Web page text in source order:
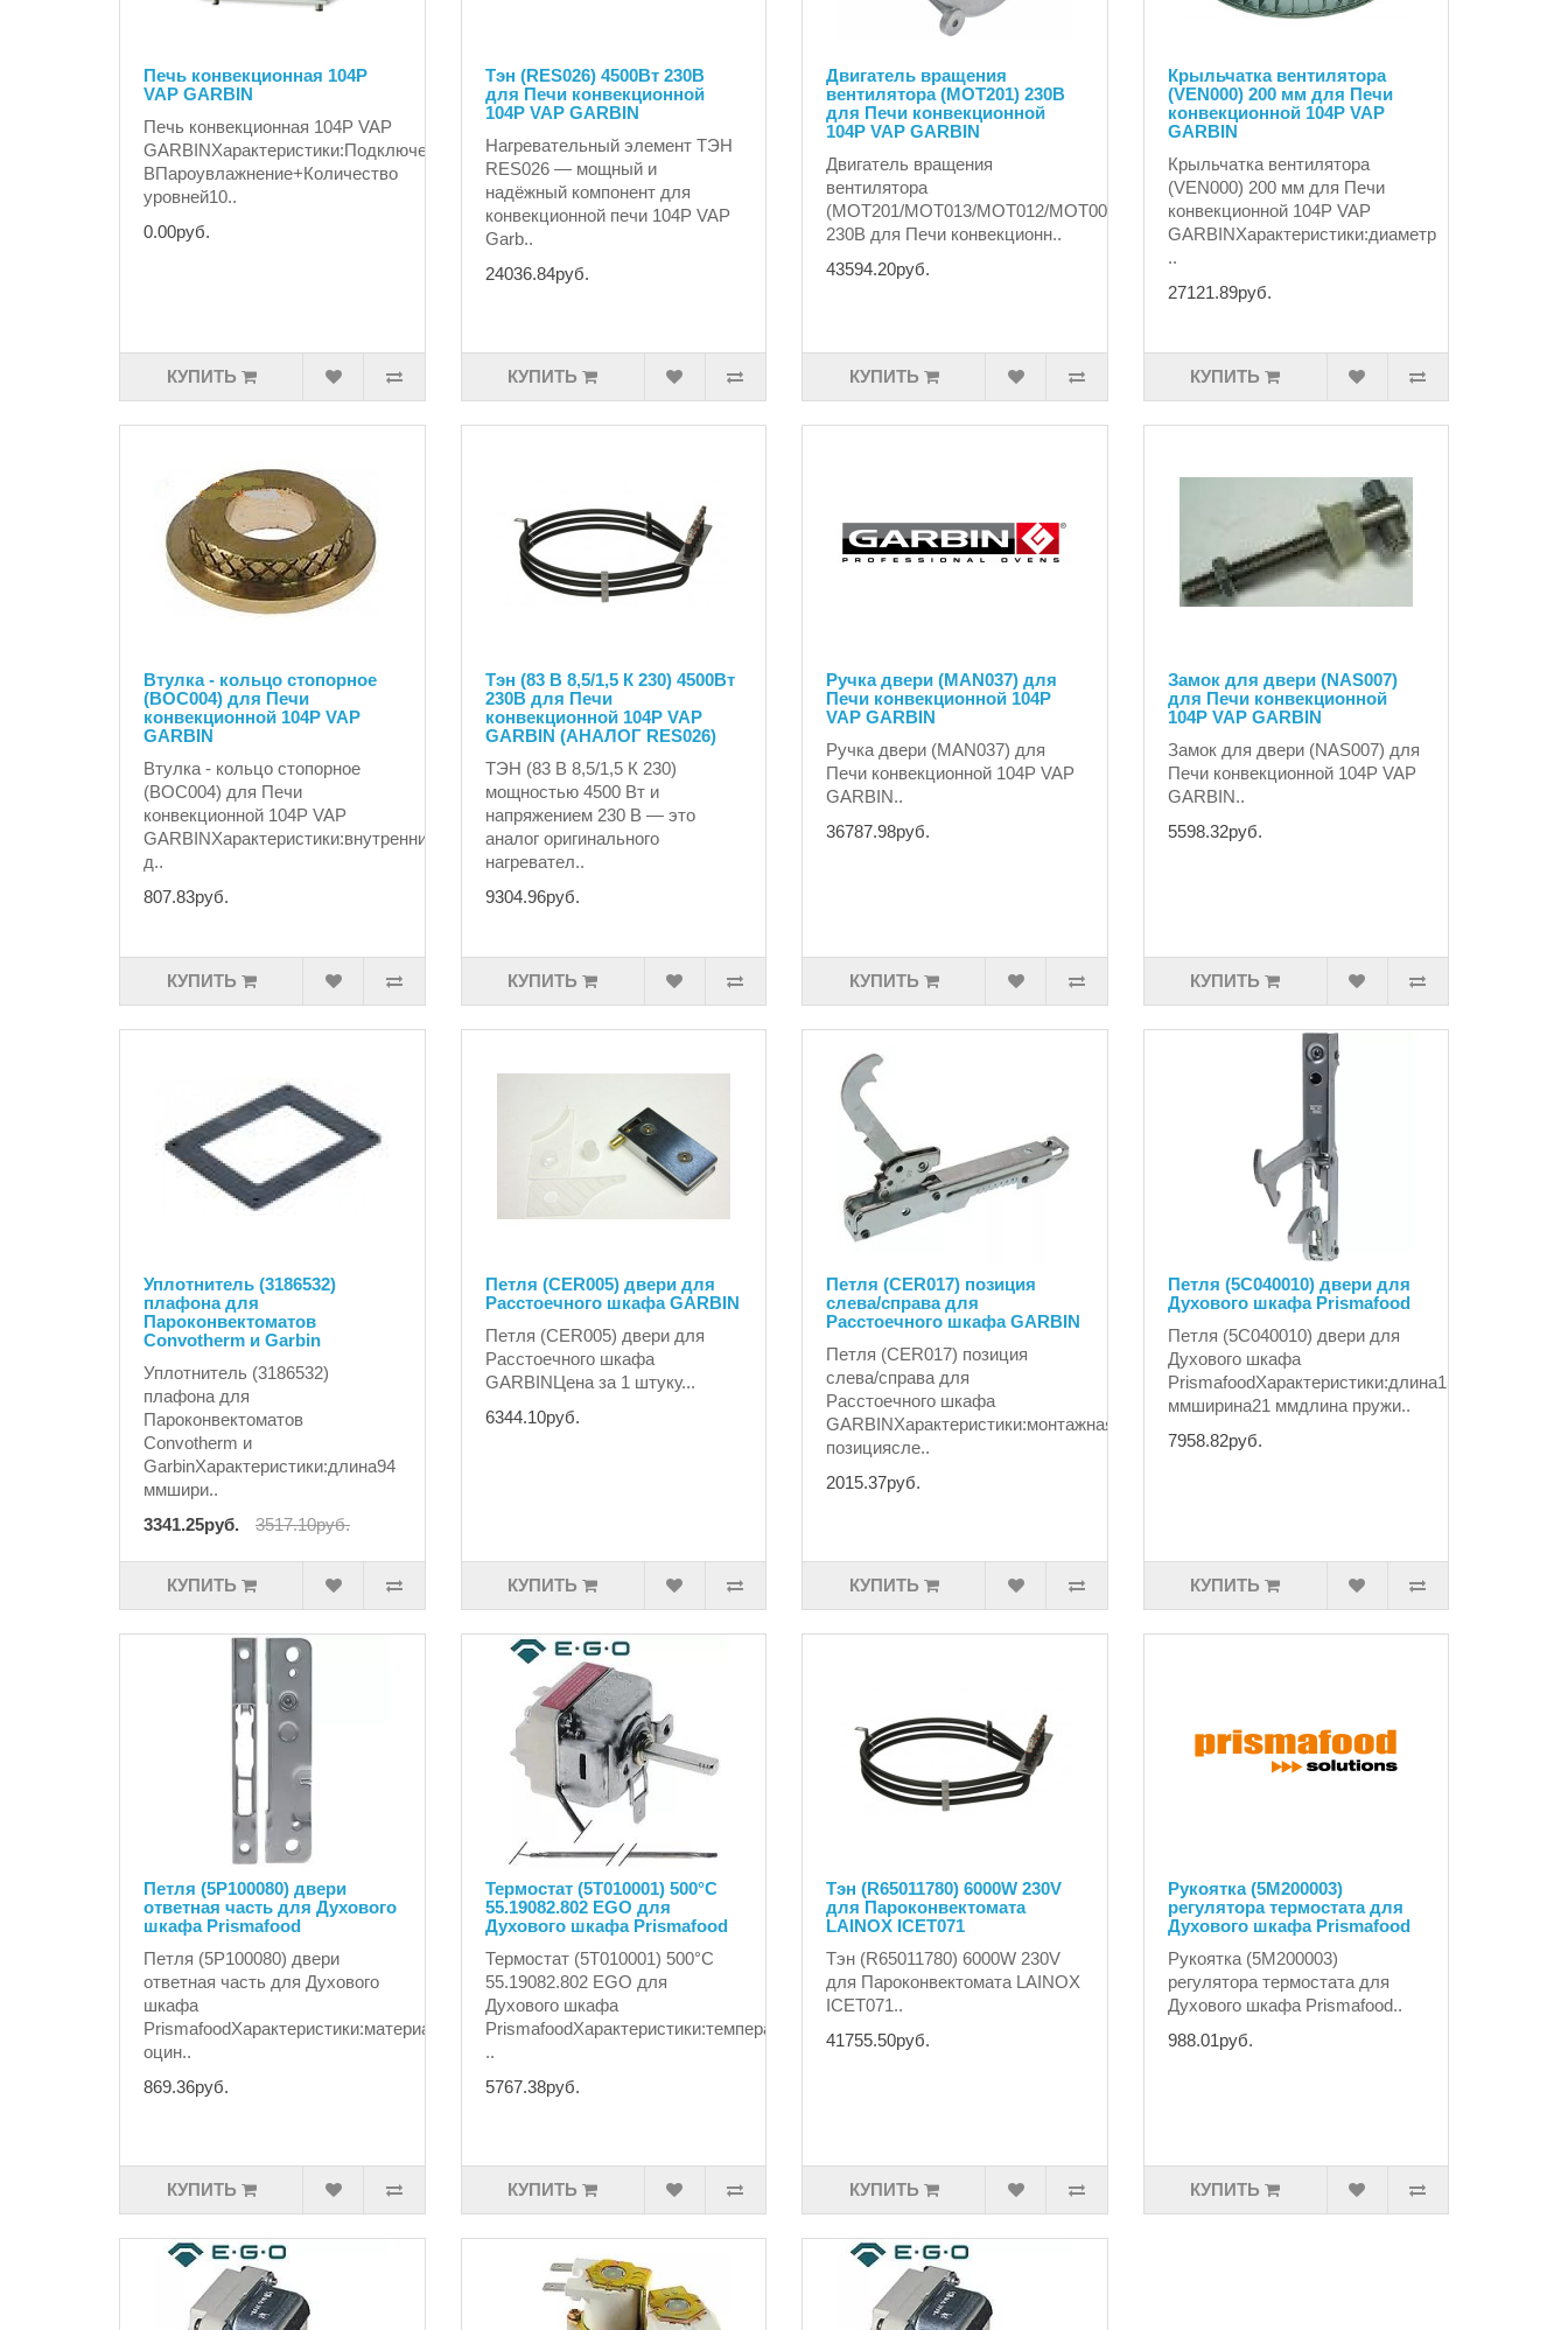
Печь конвекционная 104P
VAP GARBIN
Печь конвекционная 104P VAP
GARBINХарактеристики:Подключение380
ВПароувлажнение+Количество
уровней10..
0.00руб.
КУПИТЬ
Тэн (RES026) 4500Вт 230В
для Печи конвекционной
104P VAP GARBIN
Нагревательный элемент ТЭН
RES026 — мощный и
надёжный компонент для
конвекционной печи 104P VAP
Garb..
24036.84руб.
КУПИТЬ
Двигатель вращения
вентилятора (MOT201) 230В
для Печи конвекционной
104P VAP GARBIN
Двигатель вращения
вентилятора
(MOT201/MOT013/MOT012/MOT002/MOT017/MOT018)
230В для Печи конвекционн..
43594.20руб.
КУПИТЬ
Крыльчатка вентилятора
(VEN000) 200 мм для Печи
конвекционной 104P VAP
GARBIN
Крыльчатка вентилятора
(VEN000) 200 мм для Печи
конвекционной 104P VAP
GARBINХарактеристики:диаметр
..
27121.89руб.
КУПИТЬ
Втулка - кольцо стопорное
(BOC004) для Печи
конвекционной 104P VAP
GARBIN
Втулка - кольцо стопорное
(BOC004) для Печи
конвекционной 104P VAP
GARBINХарактеристики:внутренний
д..
807.83руб.
КУПИТЬ
Тэн (83 В 8,5/1,5 К 230) 4500Вт
230В для Печи
конвекционной 104P VAP
GARBIN (АНАЛОГ RES026)
ТЭН (83 В 8,5/1,5 К 230)
мощностью 4500 Вт и
напряжением 230 В — это
аналог оригинального
нагревател..
9304.96руб.
КУПИТЬ
Ручка двери (MAN037) для
Печи конвекционной 104P
VAP GARBIN
Ручка двери (MAN037) для
Печи конвекционной 104P VAP
GARBIN..
36787.98руб.
КУПИТЬ
Замок для двери (NAS007)
для Печи конвекционной
104P VAP GARBIN
Замок для двери (NAS007) для
Печи конвекционной 104P VAP
GARBIN..
5598.32руб.
КУПИТЬ
Уплотнитель (3186532)
плафона для
Пароконвектоматов
Convotherm и Garbin
Уплотнитель (3186532)
плафона для
Пароконвектоматов
Convotherm и
GarbinХарактеристики:длина94
ммшири..
3341.25руб.
3517.10руб.
КУПИТЬ
Петля (CER005) двери для
Расстоечного шкафа GARBIN
Петля (CER005) двери для
Расстоечного шкафа
GARBINЦена за 1 штуку...
6344.10руб.
КУПИТЬ
Петля (CER017) позиция
слева/справа для
Расстоечного шкафа GARBIN
Петля (CER017) позиция
слева/справа для
Расстоечного шкафа
GARBINХарактеристики:монтажная
позициясле..
2015.37руб.
КУПИТЬ
Петля (5C040010) двери для
Духового шкафа Prismafood
Петля (5C040010) двери для
Духового шкафа
PrismafoodХарактеристики:длина155
ммширина21 ммдлина пружи..
7958.82руб.
КУПИТЬ
Петля (5P100080) двери
ответная часть для Духового
шкафа Prismafood
Петля (5P100080) двери
ответная часть для Духового
шкафа
PrismafoodХарактеристики:материалсталь
оцин..
869.36руб.
КУПИТЬ
Термостат (5T010001) 500°C
55.19082.802 EGO для
Духового шкафа Prismafood
Термостат (5T010001) 500°C
55.19082.802 EGO для
Духового шкафа
PrismafoodХарактеристики:температура
..
5767.38руб.
КУПИТЬ
Тэн (R65011780) 6000W 230V
для Пароконвектомата
LAINOX ICET071
Тэн (R65011780) 6000W 230V
для Пароконвектомата LAINOX
ICET071..
41755.50руб.
КУПИТЬ
Рукоятка (5M200003)
регулятора термостата для
Духового шкафа Prismafood
Рукоятка (5M200003)
регулятора термостата для
Духового шкафа Prismafood..
988.01руб.
КУПИТЬ